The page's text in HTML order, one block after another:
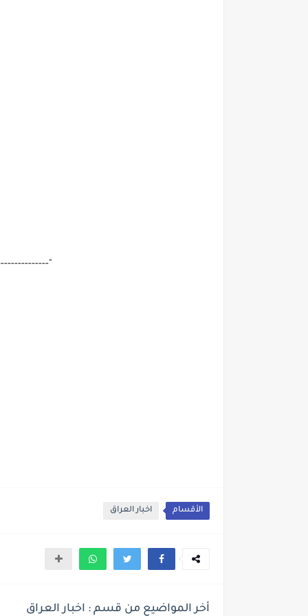
"
الأقسام اخبار العراق
أخر المواضيع من قسم : اخبار العراق